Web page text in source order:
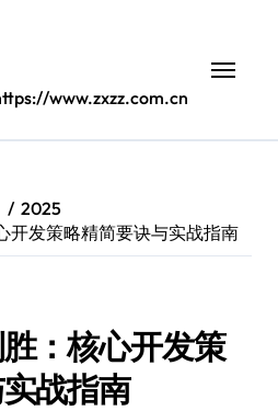
www.zxzz.com.cn
2025
开发策略精简要诀与实战指南
：核心开发策
战指南